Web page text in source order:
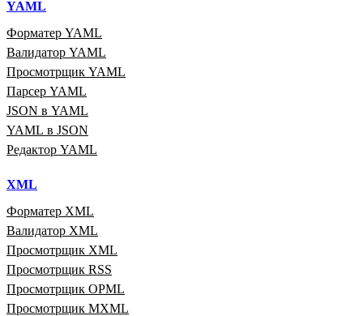
YAML
Форматер YAML
Валидатор YAML
Просмотрщик YAML
Парсер YAML
JSON в YAML
YAML в JSON
Редактор YAML
XML
Форматер XML
Валидатор XML
Просмотрщик XML
Просмотрщик RSS
Просмотрщик OPML
Просмотрщик MXML